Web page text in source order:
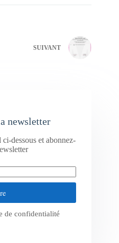
SUIVANT
newsletter
ci-dessous et abonnez-
de confidentialité